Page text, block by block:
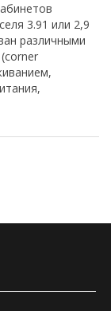
3.91 или 2,9
различными